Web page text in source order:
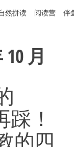
然拼读 阅读营 伴
10 月
！
的四